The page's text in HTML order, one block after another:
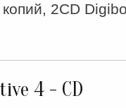
2CD
4 - CD